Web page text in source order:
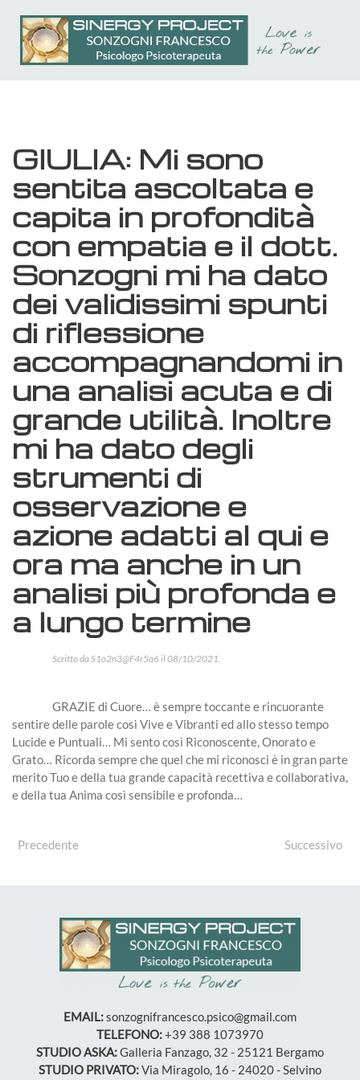
Passa
al
contenuto
GIULIA: Mi sono
sentita ascoltata e
capita in profondità
con empatia e il dott.
Sonzogni mi ha dato
dei validissimi spunti
di riflessione
accompagnandomi in
una analisi acuta e di
grande utilità. Inoltre
mi ha dato degli
strumenti di
osservazione e
azione adatti al qui e
ora ma anche in un
analisi più profonda e
a lungo termine
Scritto daS1o2n3@F4r5a6il08/10/2021.
GRAZIE di Cuore… è sempre toccante e rincuorante
sentire delle parole così Vive e Vibranti ed allo stesso tempo
Lucide e Puntuali… Mi sento così Riconoscente, Onorato e
Grato… Ricorda sempre che quel che mi riconosci è in gran parte
merito Tuo e della tua grande capacità recettiva e collaborativa,
e della tua Anima così sensibile e profonda…
Precedente Successivo
EMAIL:sonzognifrancesco.psico@gmail.com
TELEFONO:+39 388 1073970
STUDIO ASKA:Galleria Fanzago, 32 - 25121 Bergamo
STUDIO PRIVATO:Via Miragolo, 16 - 24020 - Selvino